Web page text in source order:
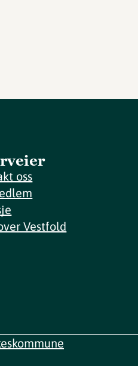
oss
Vestfold